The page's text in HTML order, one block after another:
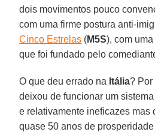
dois movimentos pouco
com uma firme postura anti-
Cinco Estrelas (M5S), com
que foi fundado pelo
O que deu errado na Itália? Por
deixou de funcionar um
e relativamente ineficazes mas
quase 50 anos de